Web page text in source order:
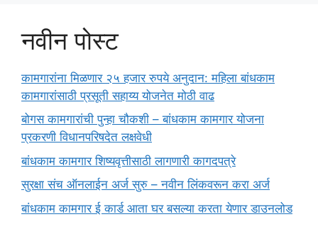
नवीन पोस्ट
कामगारांना मिळणार २५ हजार रुपये अनुदान: महिला बांधकाम
कामगारांसाठी प्रसूती सहाय्य योजनेत मोठी वाढ
बोगस कामगारांची पुन्हा चौकशी – बांधकाम कामगार योजना
प्रकरणी विधानपरिषदेत लक्षवेधी
बांधकाम कामगार शिष्यवृत्तीसाठी लागणारी कागदपत्रे
सुरक्षा संच ऑनलाईन अर्ज सुरु – नवीन लिंकवरून करा अर्ज
बांधकाम कामगार ई कार्ड आता घर बसल्या करता येणार डाउनलोड